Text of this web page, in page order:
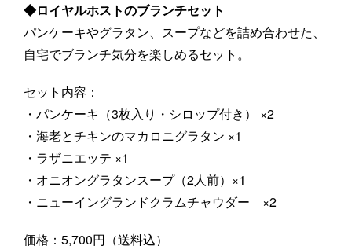
◆ロイヤルホストのブランチセット
パンケーキやグラタン、スープなどを詰め合わせた、
自宅でブランチ気分を楽しめるセット。
セット内容：
・パンケーキ（3枚入り・シロップ付き） ×2
・海老とチキンのマカロニグラタン ×1
・ラザニエッテ ×1
・オニオングラタンスープ（2人前）×1
・ニューイングランドクラムチャウダー ×2
価格：5,700円（送料込）